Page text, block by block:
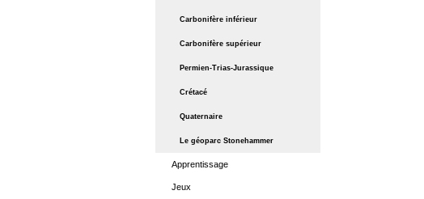
Carbonifère inférieur
Carbonifère supérieur
Permien-Trias-Jurassique
Crétacé
Quaternaire
Le géoparc Stonehammer
Apprentissage
Jeux